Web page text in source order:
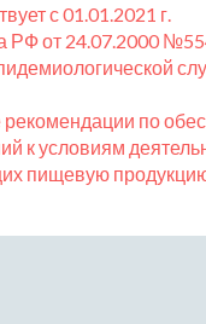
с 01.01.2021 г.
РФ от 24.07.2000
по
к условиям
пищевую